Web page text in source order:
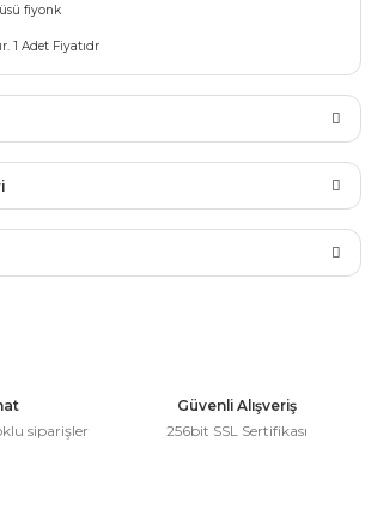
fiyonk
1 Adet Fiyatıdr
ürüne ilk yorumu siz yapın!
için teşekkür ederiz.
siparişler
Güvenli Alışveriş
256bit SSL Sertifikası